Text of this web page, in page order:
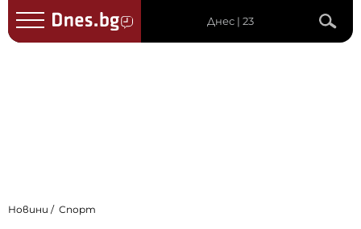
Днес | 23
Новини Спорт